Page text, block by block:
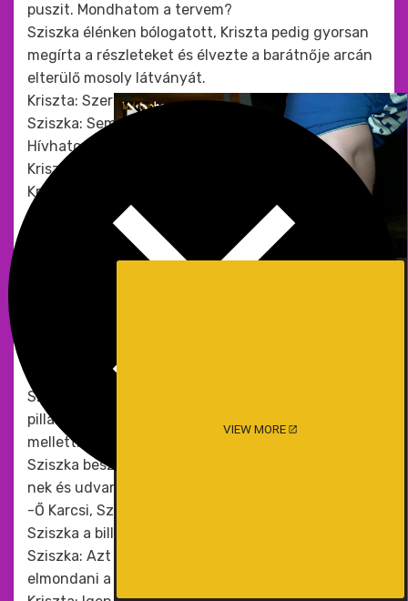
puszit. Mondhatom a tervem?
Sziszka élénken bólogatott, Kriszta pedig gyorsan
megírta a részleteket és élvezte a barátnője arcán
elterülő mosoly látványát.
Kriszta: Szerinted működni fog?
Sziszka: Semmi kétség. A fiúk imádni fogják.
Hívhatom Karcsi-t?
Kriszta: Igen. Én hívom Ernő-t. Kezdődjék a játék!
Kriszta megfordult a székével és elkiáltotta magát:
-Ernő! Feljönnél pár percre?
Lábdobogás hallatszott a lépcsőn és Ernő már ott is
pillantással végignézte a másik vonzó anyát.
Sziszka intett neki, ő pedig visszaintett. Pár
pillanattal később egy jóképű fiú jelent meg Sziszka
mellett. Kriszta a látványában gyönyörködött, amíg
Sziszka beszélt hozzá. Ő is barátian intett Kriszta-
nek és udvariasan biccentett Ernő-nak.
-Ő Karcsi, Sziszka fia. -tájékoztatta Kriszta Ernő-t.
Sziszka a billentyűzetére mutatott.
Sziszka: Azt hiszem mi készen állunk. Szeretnéd te
elmondani a részleteket?
VIEW MORE